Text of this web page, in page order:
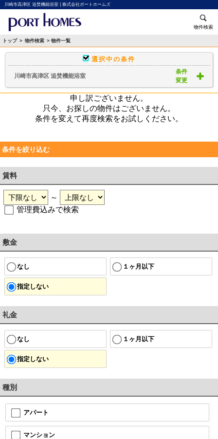
川崎市高津区 追焚機能浴室 | 株式会社ポートホームズ
物件検索
トップ > 物件検索 > 物件一覧
選択中の条件
川崎市高津区 追焚機能浴室
条件
変更
申し訳ございません。
只今、お探しの物件はございません。
条件を変えて再度検索をお試しください。
条件を絞り込む
賃料
～
管理費込みで検索
敷金
なし １ヶ月以下
指定しない
礼金
なし １ヶ月以下
指定しない
種別
アパート
マンション